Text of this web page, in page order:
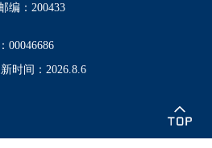
编：200433
00046686
时间： 2026 8 6